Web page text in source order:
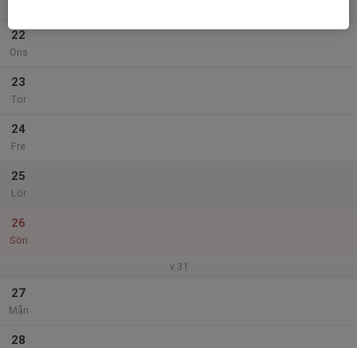
22
Ons
23
Tor
24
Fre
25
Lör
26
Sön
v.31
27
Mån
28